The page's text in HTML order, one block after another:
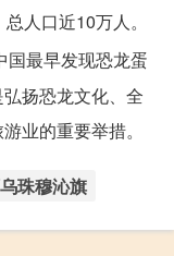
人口近10万人。
国最早发现恐龙蛋
扬恐龙文化、全
业的重要举措。
珠穆沁旗